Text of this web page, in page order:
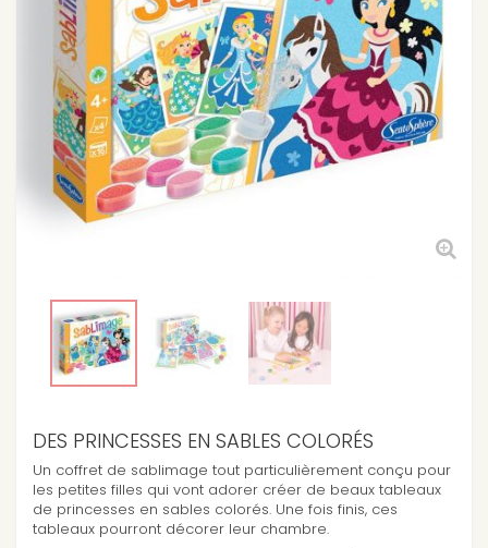
DES PRINCESSES EN SABLES COLORÉS
Un coffret de sablimage tout particulièrement conçu pour
les petites filles qui vont adorer créer de beaux tableaux
de princesses en sables colorés. Une fois finis, ces
tableaux pourront décorer leur chambre.